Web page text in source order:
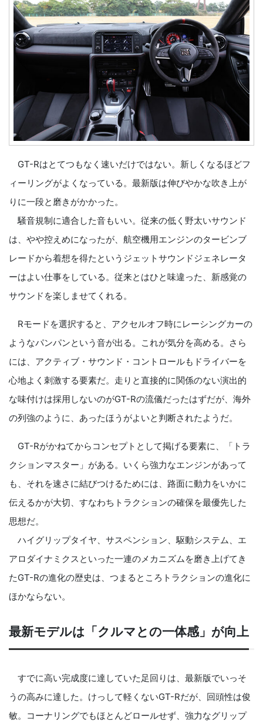
GT-Rはとてつもなく速いだけではない。新しくなるほどフ
ィーリングがよくなっている。最新版は伸びやかな吹き上が
りに一段と磨きがかかった。
騒音規制に適合した音もいい。従来の低く野太いサウンド
は、やや控えめになったが、航空機用エンジンのタービンブ
レードから着想を得たというジェットサウンドジェネレータ
ーはよい仕事をしている。従来とはひと味違った、新感覚の
サウンドを楽しませてくれる。
Rモードを選択すると、アクセルオフ時にレーシングカーの
ようなパンパンという音が出る。これが気分を高める。さら
には、アクティブ・サウンド・コントロールもドライバーを
心地よく刺激する要素だ。走りと直接的に関係のない演出的
な味付けは採用しないのがGT-Rの流儀だったはずだが、海外
の列強のように、あったほうがよいと判断されたようだ。
GT-Rがかねてからコンセプトとして掲げる要素に、「トラ
クションマスター」がある。いくら強力なエンジンがあって
も、それを速さに結びつけるためには、路面に動力をいかに
伝えるかが大切、すなわちトラクションの確保を最優先した
思想だ。
ハイグリップタイヤ、サスペンション、駆動システム、エ
アロダイナミクスといった一連のメカニズムを磨き上げてき
たGT-Rの進化の歴史は、つまるところトラクションの進化に
ほかならない。
最新モデルは「クルマとの一体感」が向上
すでに高い完成度に達していた足回りは、最新版でいっそ
うの高みに達した。けっして軽くないGT-Rだが、回頭性は俊
敏。コーナリングでもほとんどロールせず、強力なグリップ